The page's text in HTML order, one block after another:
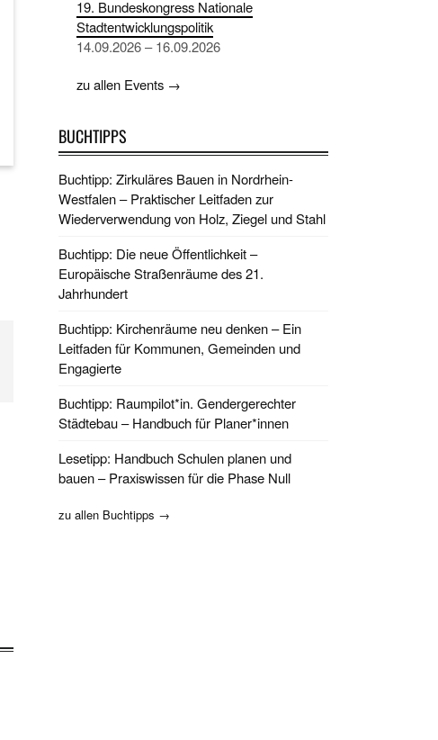
19. Bundeskongress Nationale
Stadtentwicklungspolitik
14.09.2026 – 16.09.2026
zu allen Events →
BUCHTIPPS
Buchtipp: Zirkuläres Bauen in Nordrhein-
Westfalen – Praktischer Leitfaden zur
Wiederverwendung von Holz, Ziegel und Stahl
Buchtipp: Die neue Öffentlichkeit –
Europäische Straßenräume des 21.
Jahrhundert
Buchtipp: Kirchenräume neu denken – Ein
Leitfaden für Kommunen, Gemeinden und
Engagierte
Buchtipp: Raumpilot*in. Gendergerechter
Städtebau – Handbuch für Planer*innen
Lesetipp: Handbuch Schulen planen und
bauen – Praxiswissen für die Phase Null
zu allen Buchtipps →